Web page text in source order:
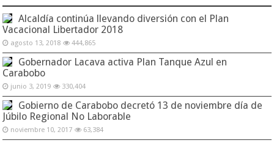
Alcaldía continúa llevando diversión con el Plan
Vacacional Libertador 2018
agosto 13, 2018 444,865
Gobernador Lacava activa Plan Tanque Azul en
Carabobo
junio 3, 2019 330,404
Gobierno de Carabobo decretó 13 de noviembre día de
Júbilo Regional No Laborable
noviembre 10, 2017 63,384